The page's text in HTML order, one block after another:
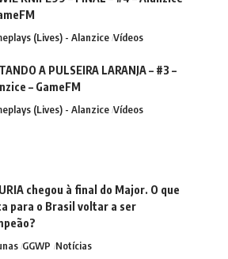
(Lives) - Alanzice Vídeos
A PULSEIRA LARANJA – #3 –
– GameFM
(Lives) - Alanzice Vídeos
chegou à final do Major. O que
para o Brasil voltar a ser
GGWP Notícias